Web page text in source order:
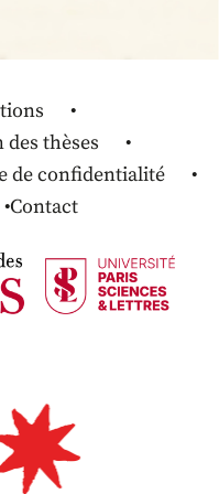
thèses
de confidentialité
Contact